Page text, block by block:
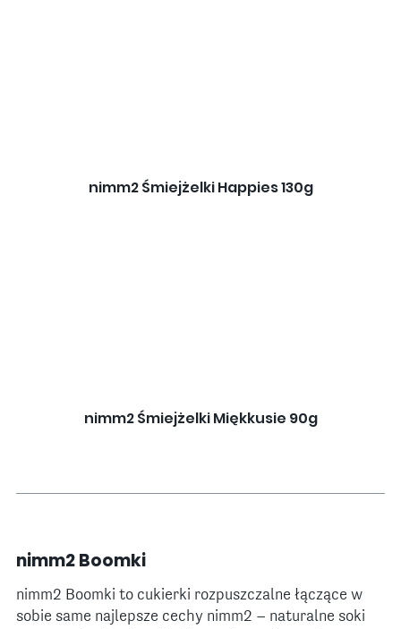
nimm2 Śmiejżelki Happies 130g
nimm2 Śmiejżelki Miękkusie 90g
nimm2 Boomki
nimm2 Boomki to cukierki rozpuszczalne łączące w
sobie same najlepsze cechy nimm2 – naturalne soki